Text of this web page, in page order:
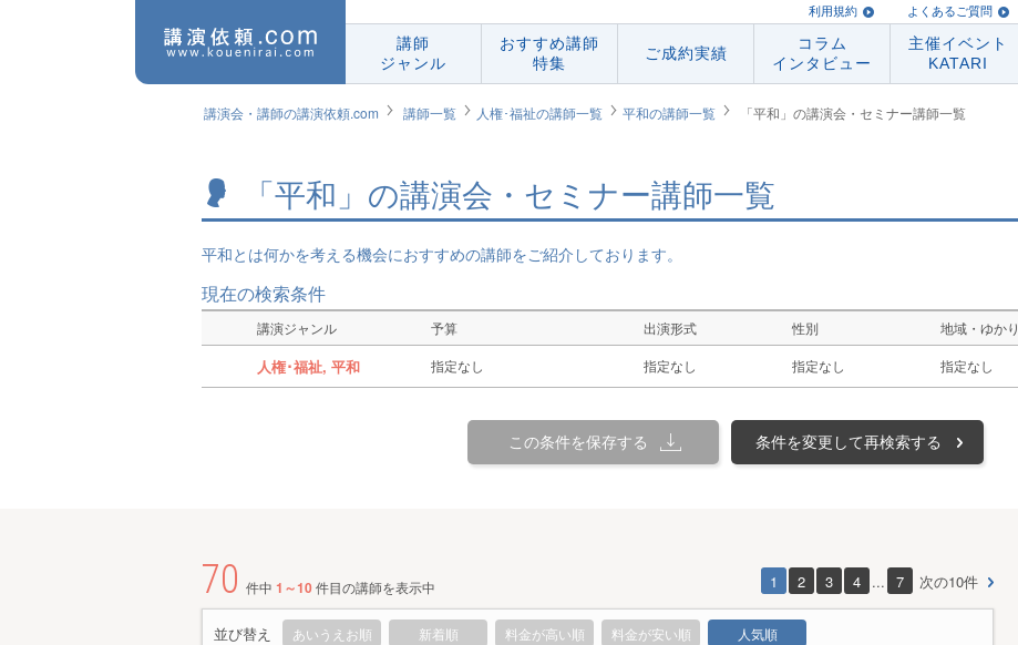
利用規約 よくあるご質問
講師
ジャンル
おすすめ講師
特集
ご成約実績
コラム
インタビュー
主催イベント
KATARI
講演会・講師の講演依頼.com 講師一覧 人権･福祉の講師一覧 平和の講師一覧 「平和」の講演会・セミナー講師一覧
「平和」の講演会・セミナー講師一覧
平和とは何かを考える機会におすすめの講師をご紹介しております。
現在の検索条件
講演ジャンル 予算 出演形式 性別 地域・ゆかり
人権･福祉, 平和 指定なし 指定なし 指定なし 指定なし
この条件を保存する 条件を変更して再検索する
70 件中 1～10件目の講師を表示中 1 2 3 4 ... 7 次の10件
並び替え あいうえお順 新着順 料金が高い順 料金が安い順 人気順